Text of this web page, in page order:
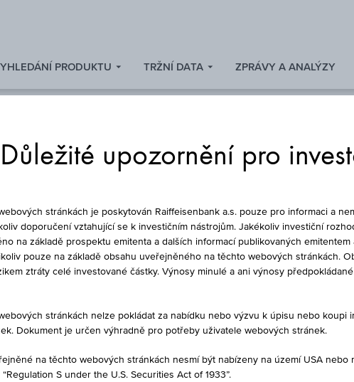
PRODUKTU TRŽNÍ DATA ZPRÁVY A ANALÝZY
FOND
ACC
Důležité upozornění pro
stránkách je poskytován Raiffeisenbank a.s. pouze pro informaci a
doporučení vztahující se k investičním nástrojům. Jakékoliv investiční
na základě prospektu emitenta a dalších informací publikovaných
pouze na základě obsahu uveřejněného na těchto webových stránkách.
ztráty celé investované částky. Výnosy minulé a ani výnosy
stránkách nelze pokládat za nabídku nebo výzvu k úpisu nebo koupi
Dokument je určen výhradně pro potřeby uživatele webových stránek.
na těchto webových stránkách nesmí být nabízeny na území USA nebo
S under the U.S. Securities Act of 1933”.